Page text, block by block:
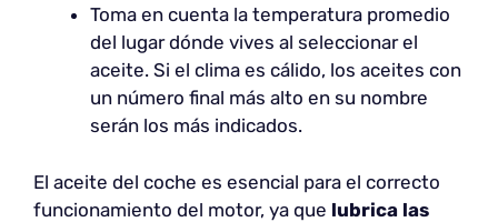
Toma en cuenta la temperatura promedio
del lugar dónde vives al seleccionar el
aceite. Si el clima es cálido, los aceites con
un número final más alto en su nombre
serán los más indicados.
El aceite del coche es esencial para el correcto
funcionamiento del motor, ya que lubrica las